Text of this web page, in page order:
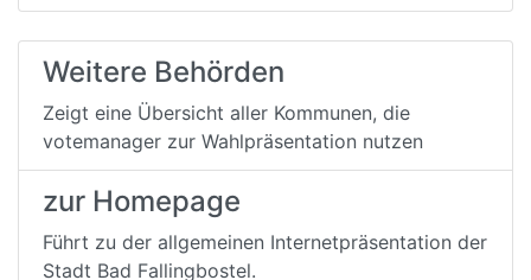
Weitere Behörden
Zeigt eine Übersicht aller Kommunen, die
votemanager zur Wahlpräsentation nutzen
zur Homepage
Führt zu der allgemeinen Internetpräsentation der
Stadt Bad Fallingbostel.